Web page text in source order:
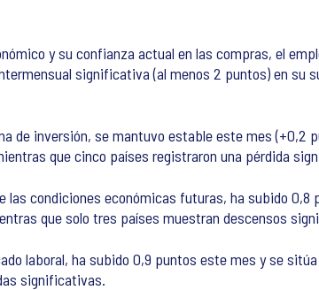
y su confianza actual en las compras, el
significativa (al menos 2 puntos) en su
de inversión, se mantuvo estable este mes (+0,2
que cinco países registraron una pérdida
condiciones económicas futuras, ha subido 0,8
que solo tres países muestran descensos
laboral, ha subido 0,9 puntos este mes y se
significativas.